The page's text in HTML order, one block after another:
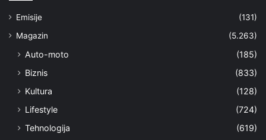
Emisije
(131)
Magazin
(5.263)
Auto-moto
(185)
Biznis
(833)
Kultura
(128)
Lifestyle
(724)
Tehnologija
(619)